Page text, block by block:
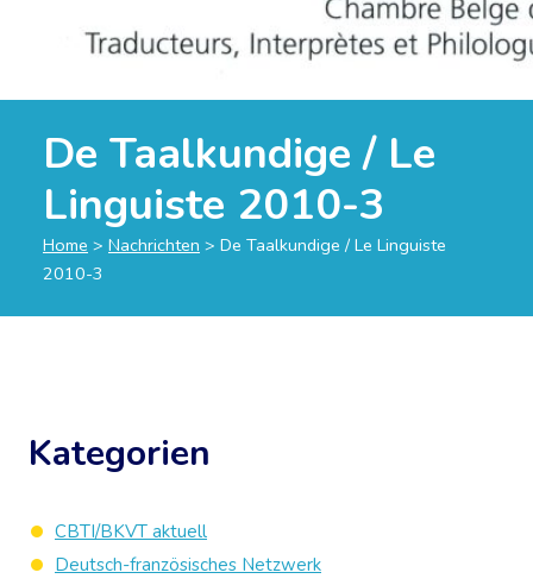
De Taalkundige / Le
Linguiste 2010-3
Home > Nachrichten > De Taalkundige / Le Linguiste
2010-3
Kategorien
CBTI/BKVT aktuell
Deutsch-französisches Netzwerk